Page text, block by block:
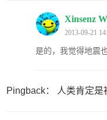
Xinsenz
2013-09-21
是的，我觉得地震
Pingback： 人类肯定是